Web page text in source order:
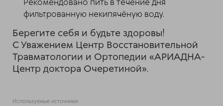
Рекомендовано пить в течение дня
фильтрованную некипячёную воду.
Берегите себя и будьте здоровы!
С Уважением Центр Восстановительной
Травматологии и Ортопедии «АРИАДНА-
Центр доктора Очеретиной».
Используемые источники: